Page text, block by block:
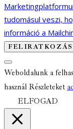
tudomásul veszi,
információ a
Weboldalunk a
használ Részleteket
ELFOGAD